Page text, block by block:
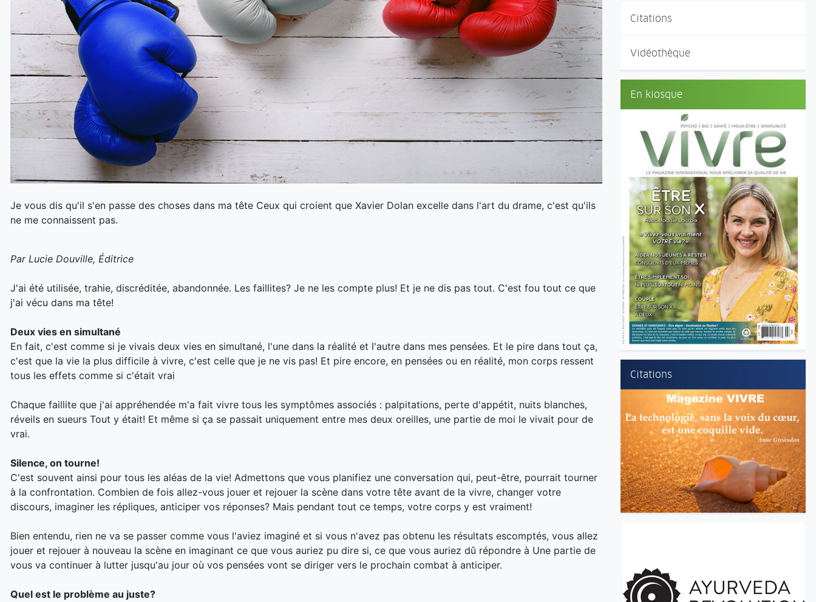
Citations
Vidéothèque
En kiosque
Citations
Je vous dis qu'il s'en passe des choses dans ma tête Ceux qui croient que Xavier Dolan excelle dans l'art du drame, c'est qu'ils
ne me connaissent pas.
Par Lucie Douville, Éditrice
J'ai été utilisée, trahie, discréditée, abandonnée. Les faillites? Je ne les compte plus! Et je ne dis pas tout. C'est fou tout ce que
j'ai vécu dans ma tête!
Deux vies en simultané
En fait, c'est comme si je vivais deux vies en simultané, l'une dans la réalité et l'autre dans mes pensées. Et le pire dans tout ça,
c'est que la vie la plus difficile à vivre, c'est celle que je ne vis pas! Et pire encore, en pensées ou en réalité, mon corps ressent
tous les effets comme si c'était vrai
Chaque faillite que j'ai appréhendée m'a fait vivre tous les symptômes associés : palpitations, perte d'appétit, nuits blanches,
réveils en sueurs Tout y était! Et même si ça se passait uniquement entre mes deux oreilles, une partie de moi le vivait pour de
vrai.
Silence, on tourne!
C'est souvent ainsi pour tous les aléas de la vie! Admettons que vous planifiez une conversation qui, peut-être, pourrait tourner
à la confrontation. Combien de fois allez-vous jouer et rejouer la scène dans votre tête avant de la vivre, changer votre
discours, imaginer les répliques, anticiper vos réponses? Mais pendant tout ce temps, votre corps y est vraiment!
Bien entendu, rien ne va se passer comme vous l'aviez imaginé et si vous n'avez pas obtenu les résultats escomptés, vous allez
jouer et rejouer à nouveau la scène en imaginant ce que vous auriez pu dire si, ce que vous auriez dû répondre à Une partie de
vous va continuer à lutter jusqu'au jour où vos pensées vont se diriger vers le prochain combat à anticiper.
Quel est le problème au juste?